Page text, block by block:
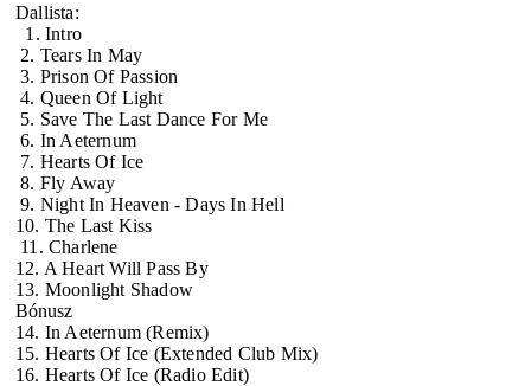
Dallista:
1. Intro
2. Tears In May
3. Prison Of Passion
4. Queen Of Light
5. Save The Last Dance For Me
6. In Aeternum
7. Hearts Of Ice
8. Fly Away
9. Night In Heaven - Days In Hell
10. The Last Kiss
11. Charlene
12. A Heart Will Pass By
13. Moonlight Shadow
Bónusz
14. In Aeternum (Remix)
15. Hearts Of Ice (Extended Club Mix)
16. Hearts Of Ice (Radio Edit)